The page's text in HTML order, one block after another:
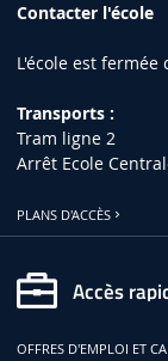
Contacter l'école
L'école est
Transports :
Tram ligne 2
Arrêt Ecole
PLANS D'ACCÈS
Accès
OFFRES D'EMPLOI ET